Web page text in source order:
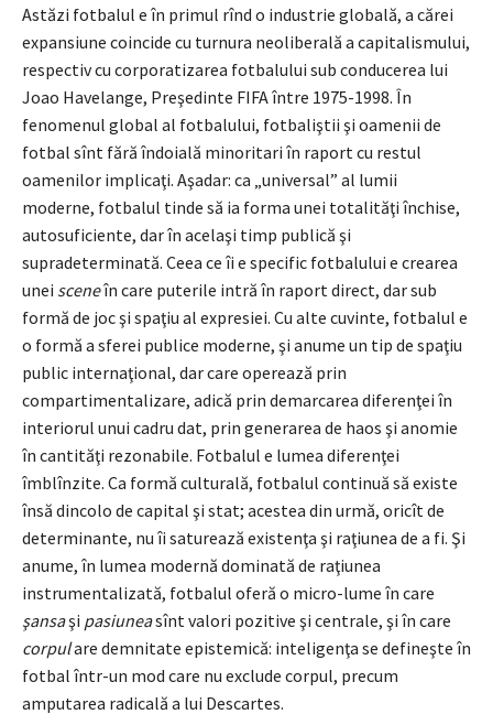
Astăzi fotbalul e în primul rînd o industrie globală, a cărei
expansiune coincide cu turnura neoliberală a capitalismului,
respectiv cu corporatizarea fotbalului sub conducerea lui
Joao Havelange, Preşedinte FIFA între 1975-1998. În
fenomenul global al fotbalului, fotbaliştii şi oamenii de
fotbal sînt fără îndoială minoritari în raport cu restul
oamenilor implicaţi. Aşadar: ca „universal” al lumii
moderne, fotbalul tinde să ia forma unei totalităţi închise,
autosuficiente, dar în acelaşi timp publică şi
supradeterminată. Ceea ce îi e specific fotbalului e crearea
unei sceneîn care puterile intră în raport direct, dar sub
formă de joc şi spaţiu al expresiei. Cu alte cuvinte, fotbalul e
o formă a sferei publice moderne, şi anume un tip de spaţiu
public internaţional, dar care operează prin
compartimentalizare, adică prin demarcarea diferenţei în
interiorul unui cadru dat, prin generarea de haos şi anomie
în cantităţi rezonabile. Fotbalul e lumea diferenţei
îmblînzite. Ca formă culturală, fotbalul continuă să existe
însă dincolo de capital şi stat; acestea din urmă, oricît de
determinante, nu îi saturează existenţa şi raţiunea de a fi. Şi
anume, în lumea modernă dominată de raţiunea
instrumentalizată, fotbalul oferă o micro-lume în care
şansaşi pasiuneasînt valori pozitive şi centrale, şi în care
corpulare demnitate epistemică: inteligenţa se defineşte în
fotbal într-un mod care nu exclude corpul, precum
amputarea radicală a lui Descartes.